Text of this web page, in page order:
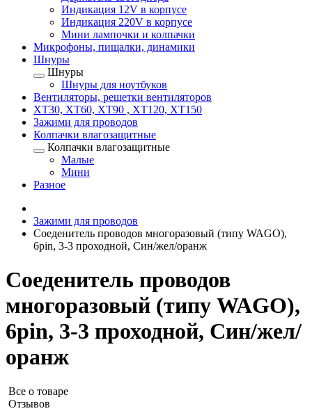
Индикация 12V в корпусе
Индикация 220V в корпусе
Мини лампочки и колпачки
Микрофоны, пищалки, динамики
Шнуры
Шнуры
Шнуры для ноутбуков
Вентиляторы, решетки вентиляторов
XT30, XT60, XT90 , XT120, XT150
Зажими для проводов
Колпачки влагозащитные
Колпачки влагозащитные
Малые
Мини
Разное
Зажими для проводов
Соеденитель проводов многоразовый (типу WAGO),
6pin, 3-3 проходной, Син/жел/оранж
Соеденитель проводов
многоразовый (типу WAGO),
6pin, 3-3 проходной, Син/жел/
оранж
Все о товаре
Отзывов